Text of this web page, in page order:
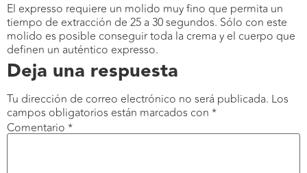
El expresso requiere un molido muy fino que permita un
tiempo de extracción de 25 a 30 segundos. Sólo con este
molido es posible conseguir toda la crema y el cuerpo que
definen un auténtico expresso.
Deja una respuesta
Tu dirección de correo electrónico no será publicada. Los
campos obligatorios están marcados con *
Comentario *